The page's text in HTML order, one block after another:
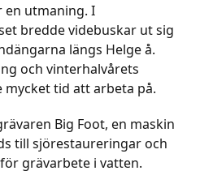
en utmaning. I
bredde videbuskar ut sig
längs Helge å.
och vinterhalvårets
tid att arbeta på.
Big Foot, en maskin
till sjörestaureringar och
grävarbete i vatten.